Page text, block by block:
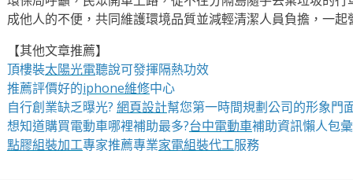
成他人的不便，共同維護環境品質並減輕清潔人員負擔，一
【其他文章推薦】
頂樓裝太陽光電聽說可發揮隔熱功效
推薦評價好的iphone維修中心
自行創業缺乏曝光? 網頁設計幫您第一時間規劃公司的形象門
想知道購買電動車哪裡補助最多?台中電動車補助資訊懶人包
點膠組裝加工專家推薦專業家電組裝代工服務